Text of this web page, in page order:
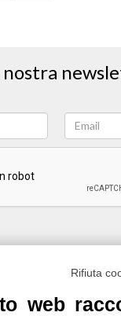
Rifiuta
web